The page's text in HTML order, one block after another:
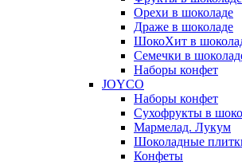
Орехи в шоколаде
Драже в шоколаде
ШокоХит в
Семечки в
Наборы конфет
JOYCO
Наборы конфет
Сухофрукты в
Мармелад. Лукум
Шоколадные
Конфеты